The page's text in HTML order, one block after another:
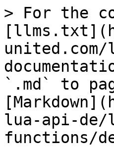
> For the
`.md` to
lua-api-
functions/